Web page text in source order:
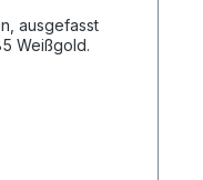
ausgefasst
Weißgold.